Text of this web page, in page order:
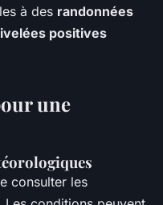
à des randonnées
positives
une
consulter les